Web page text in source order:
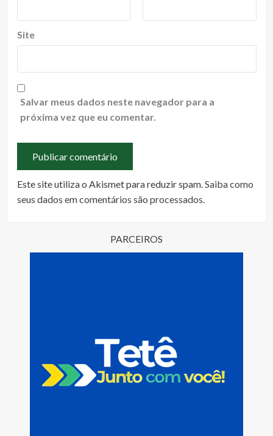
Site
Salvar meus dados neste navegador para a
próxima vez que eu comentar.
Este site utiliza o Akismet para reduzir spam.Saiba como
seus dados em comentários são processados.
PARCEIROS